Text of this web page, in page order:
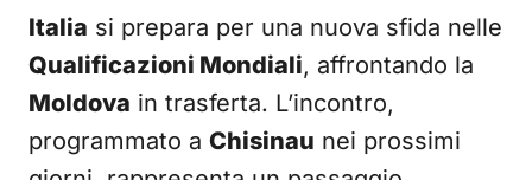
Italia si prepara per una nuova sfida nelle
Qualificazioni Mondiali, affrontando la
Moldova in trasferta. L’incontro,
programmato a Chisinau nei prossimi